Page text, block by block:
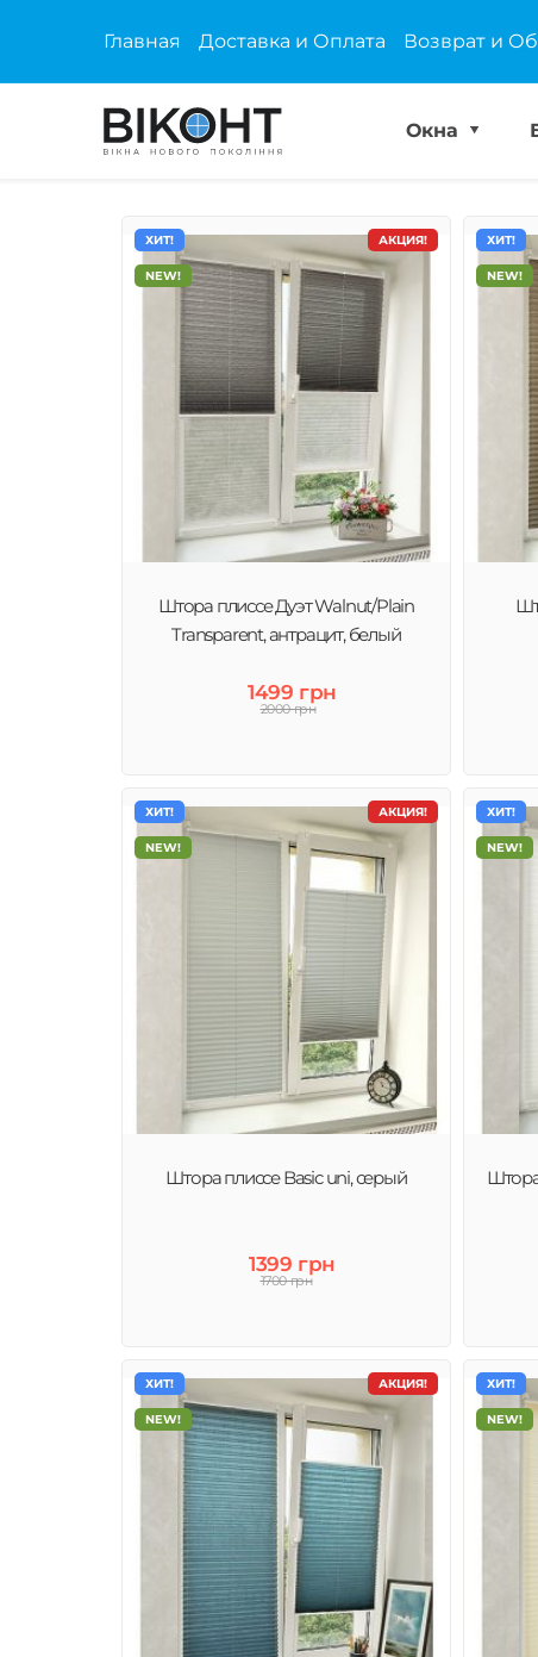
Главная Доставка и Оплата Возврат и
Окна
АКЦИЯ!
ХИТ!
NEW!
Штора плиссе Дуэт Walnut/Plain
Transparent, антрацит, белый
1499 грн
2000 грн
ХИТ!
NEW!
АКЦИЯ!
ХИТ!
NEW!
Штора плиссе Basic uni, серый
1399 грн
1700 грн
ХИТ!
NEW!
АКЦИЯ!
ХИТ!
NEW!
ХИТ!
NEW!